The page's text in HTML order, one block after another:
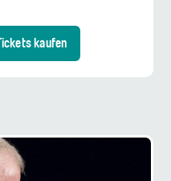
Tickets kaufen